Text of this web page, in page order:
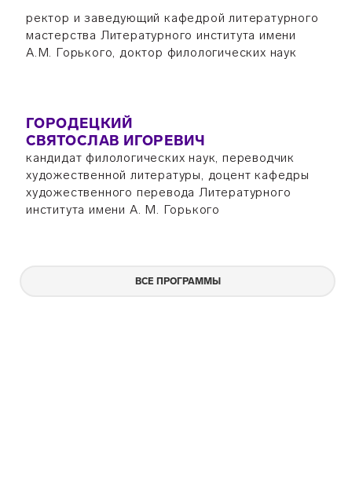
ректор и заведующий кафедрой литературного
мастерства Литературного института имени
А.М. Горького, доктор филологических наук
ГОРОДЕЦКИЙ
СВЯТОСЛАВ ИГОРЕВИЧ
кандидат филологических наук, переводчик
художественной литературы, доцент кафедры
художественного перевода Литературного
института имени А. М. Горького
ВСЕ ПРОГРАММЫ